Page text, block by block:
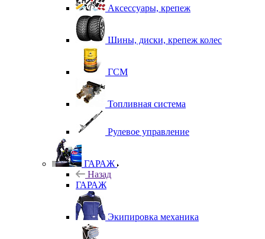
Аксессуары, крепеж
Шины, диски, крепеж колес
ГСМ
Топливная система
Рулевое управление
ГАРАЖ
Назад
ГАРАЖ
Экипировка механика